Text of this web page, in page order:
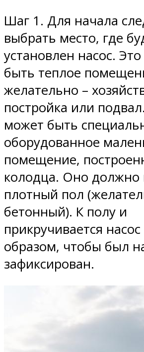
Шаг 1. Для начала
выбрать место, где
установлен насос.
быть теплое
желательно –
постройка или
может быть
оборудованное
помещение,
колодца. Оно должно
плотный пол
бетонный). К полу и
прикручивается
образом, чтобы был
зафиксирован.